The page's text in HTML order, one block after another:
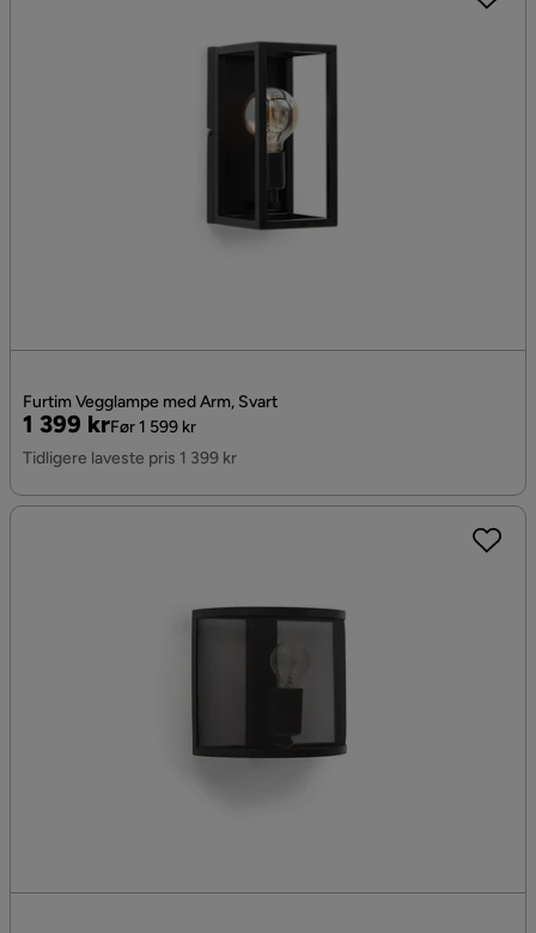
Furtim Vegglampe med Arm, Svart
Pris
1 399 kr
Original
Pris
Før 1 599 kr
Tidligere laveste pris 1 399 kr